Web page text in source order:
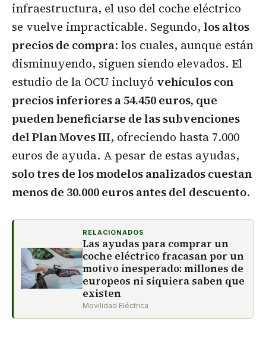
infraestructura, el uso del coche eléctrico
se vuelve impracticable. Segundo, los altos
precios de compra: los cuales, aunque están
disminuyendo, siguen siendo elevados. El
estudio de la OCU incluyó vehículos con
precios inferiores a 54.450 euros, que
pueden beneficiarse de las subvenciones
del Plan Moves III, ofreciendo hasta 7.000
euros de ayuda. A pesar de estas ayudas,
solo tresde los modelos analizados cuestan
menos de 30.000 euros antes del descuento.
RELACIONADOS
Las ayudas para comprar un
coche eléctrico fracasan por un
motivo inesperado: millones de
europeos ni siquiera saben que
existen
Movilidad Eléctrica